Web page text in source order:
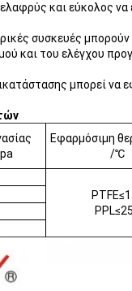
και εύκολος να
συσκευές
και του ελέγχου
μπορεί να
Εφαρμόσιμη
/℃